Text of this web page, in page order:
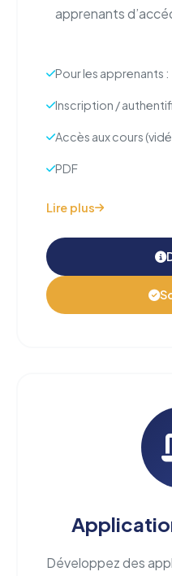
apprenants
Pour les apprenants :
Inscription /
Accès aux cours
PDF
Lire plus
Développez des